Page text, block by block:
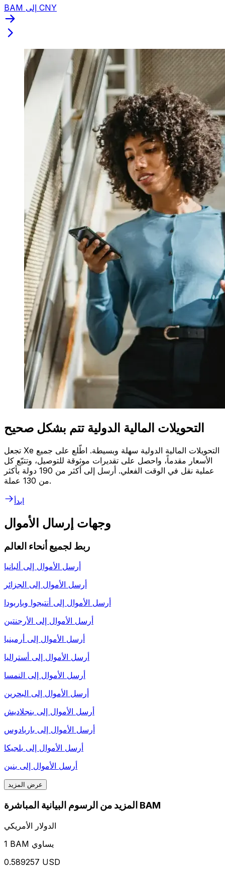
BAM إلى CNY
التحويلات المالية الدولية تتم بشكل صحيح
تجعل Xe التحويلات المالية الدولية سهلة وبسيطة. اطّلع على جميع
الأسعار مقدماً، واحصل على تقديرات موثوقة للتوصيل، وتتبّع كل
عملية نقل في الوقت الفعلي. أرسل إلى أكثر من 190 دولة بأكثر
من 130 عملة.
ابدأ
وجهات إرسال الأموال
ربط لجميع أنحاء العالم
أرسل الأموال إلى ألبانيا
أرسل الأموال إلى الجزائر
أرسل الأموال إلى أنتيجوا وباربودا
أرسل الأموال إلى الأرجنتين
أرسل الأموال إلى أرمينيا
أرسل الأموال إلى أستراليا
أرسل الأموال إلى النمسا
أرسل الأموال إلى البحرين
أرسل الأموال إلى بنجلاديش
أرسل الأموال إلى باربادوس
أرسل الأموال إلى بلجيكا
أرسل الأموال إلى بنين
عرض المزيد
المزيد من الرسوم البيانية المباشرة BAM
الدولار الأمريكي
1 BAM يساوي
0.589257 USD